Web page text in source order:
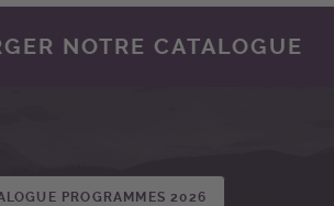
NOTRE CATALOGUE
PROGRAMMES 2026